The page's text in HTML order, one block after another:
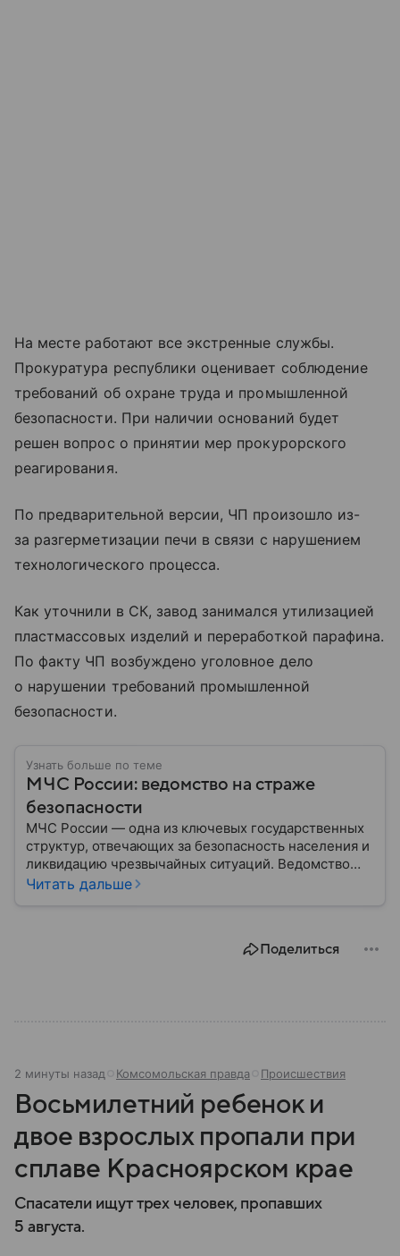
На месте работают все экстренные службы.
Прокуратура республики оценивает соблюдение
требований об охране труда и промышленной
безопасности. При наличии оснований будет
решен вопрос о принятии мер прокурорского
реагирования.
По предварительной версии, ЧП произошло из-
за разгерметизации печи в связи с нарушением
технологического процесса.
Как уточнили в СК, завод занимался утилизацией
пластмассовых изделий и переработкой парафина.
По факту ЧП возбуждено уголовное дело
о нарушении требований промышленной
безопасности.
Узнать больше по теме
МЧС России: ведомство на страже
безопасности
МЧС России — одна из ключевых государственных
структур, отвечающих за безопасность населения и
ликвидацию чрезвычайных ситуаций. Ведомство
играет важную роль в защите граждан от
задачи выполняет и какую роль играет в
Читать дальше
Поделиться
2 минуты назад Комсомольская правда Происшествия
Восьмилетний ребенок и
двое взрослых пропали при
сплаве Красноярском крае
Спасатели ищут трех человек, пропавших
5 августа.